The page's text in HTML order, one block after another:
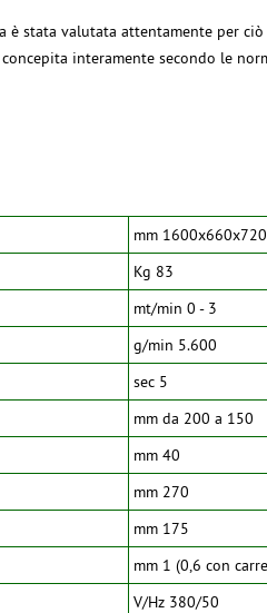
è stata valutata attentamente per
interamente secondo le
mm 1600x660x720
Kg 83
mt/min 0 - 3
g/min 5.600
sec 5
mm da 200 a 150
mm 40
mm 270
mm 175
mm 1 (0,6 con
V/Hz 380/50